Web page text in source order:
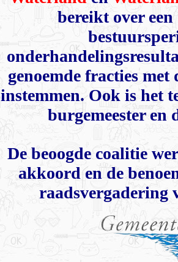
bereikt over
genoemde fracties
instemmen. Ook is het
burgemeester en
De beoogde coalitie
akkoord en de
raadsvergadering